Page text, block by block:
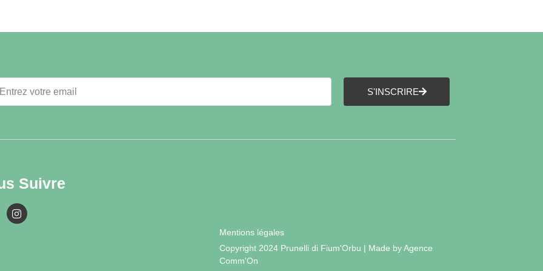
S'INSCRIRE
Suivre
Mentions légales
Copyright 2024 Prunelli di Fium'Orbu | Made by Agence
Comm'On